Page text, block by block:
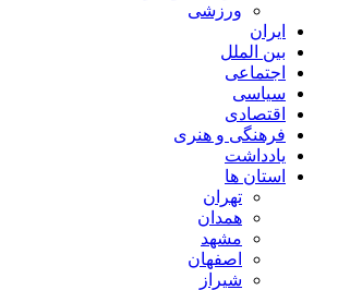
ورزشی
ایران
بین الملل
اجتماعی
سیاسی
اقتصادی
فرهنگی و هنری
یادداشت
استان ها
تهران
همدان
مشهد
اصفهان
شیراز